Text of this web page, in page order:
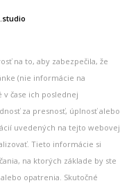
na to, aby zabezpečila, že
(nie informácie na
čase ich poslednej
za presnosť, úplnosť alebo
uvedených na tejto webovej
Tieto informácie si
na ktorých základe by ste
opatrenia. Skutočné